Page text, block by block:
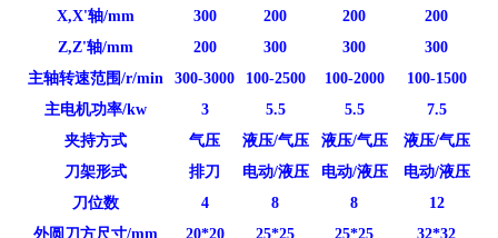
X,X'轴/mm 300 200 200
200
Z,Z'轴/mm 200 300 300
300
主轴转速范围/r/min 300-3000 100-2500 100-2000
100-1500
主电机功率/kw 3 5.5 5.5
7.5
夹持方式
气压 液压/气压 液压/气压
液压/气压
刀架形式
排刀 电动/液压 电动/液压
电动/液压
刀位数
4 8 8
12
外圆刀方尺寸/mm 20*20 25*25 25*25
32*32